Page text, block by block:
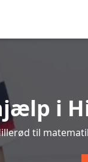
i
til